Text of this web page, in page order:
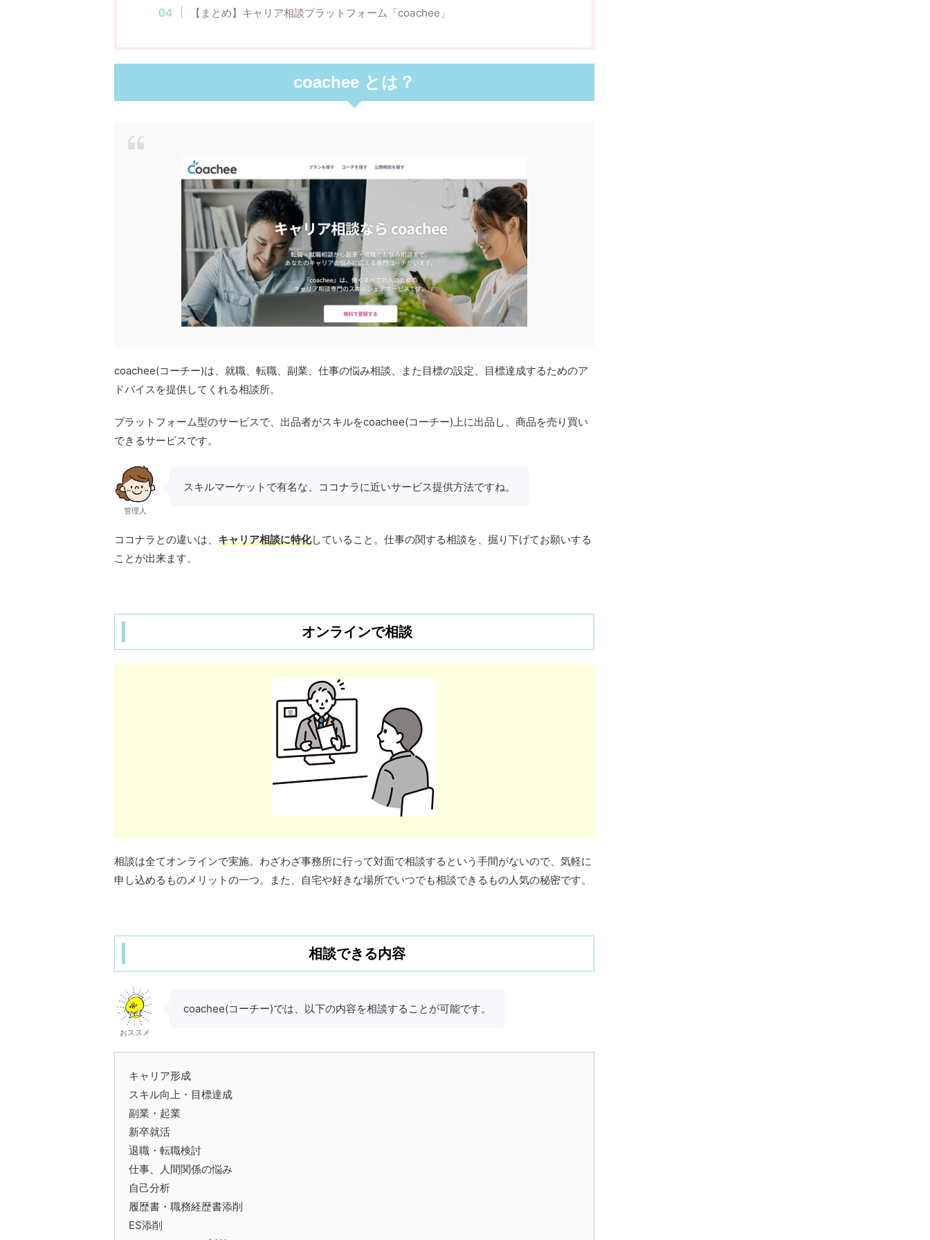
【まとめ】キャリア相談プラットフォーム「coachee」
coachee とは？
coachee(コーチー)は、就職、転職、副業、仕事の悩み相談、また目標の設定、目標達成するためのア
ドバイスを提供してくれる相談所。
プラットフォーム型のサービスで、出品者がスキルをcoachee(コーチー)上に出品し、商品を売り買い
できるサービスです。
管理人
スキルマーケットで有名な、ココナラに近いサービス提供方法ですね。
ココナラとの違いは、 キャリア相談に特化していること。仕事の関する相談を、掘り下げてお願いする
ことが出来ます。
オンラインで相談
相談は全てオンラインで実施。わざわざ事務所に行って対面で相談するという手間がないので、気軽に
申し込めるものメリットの一つ。また、自宅や好きな場所でいつでも相談できるもの人気の秘密です。
相談できる内容
おススメ
coachee(コーチー)では、以下の内容を相談することが可能です。
キャリア形成
スキル向上・目標達成
副業・起業
新卒就活
退職・転職検討
仕事、人間関係の悩み
自己分析
履歴書・職務経歴書添削
ES添削